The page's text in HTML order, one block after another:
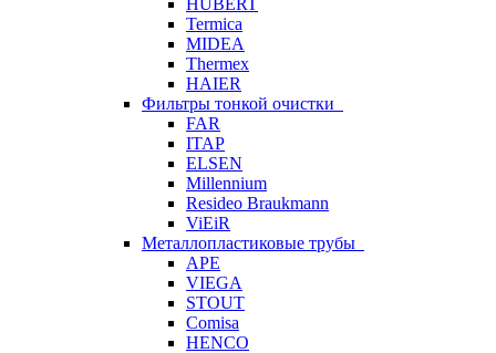
HUBERT
Termica
MIDEA
Thermex
HAIER
Фильтры тонкой очистки
FAR
ITAP
ELSEN
Millennium
Resideo Braukmann
ViEiR
Металлопластиковые трубы
APE
VIEGA
STOUT
Comisa
HENCO